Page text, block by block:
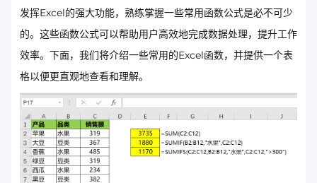
发挥Excel的强大功能，熟练掌握一些常用函数公式是必不可少
的。这些函数公式可以帮助用户高效地完成数据处理，提升工作
效率。下面，我们将介绍一些常用的Excel函数，并提供一个表
格以便更直观地查看和理解。